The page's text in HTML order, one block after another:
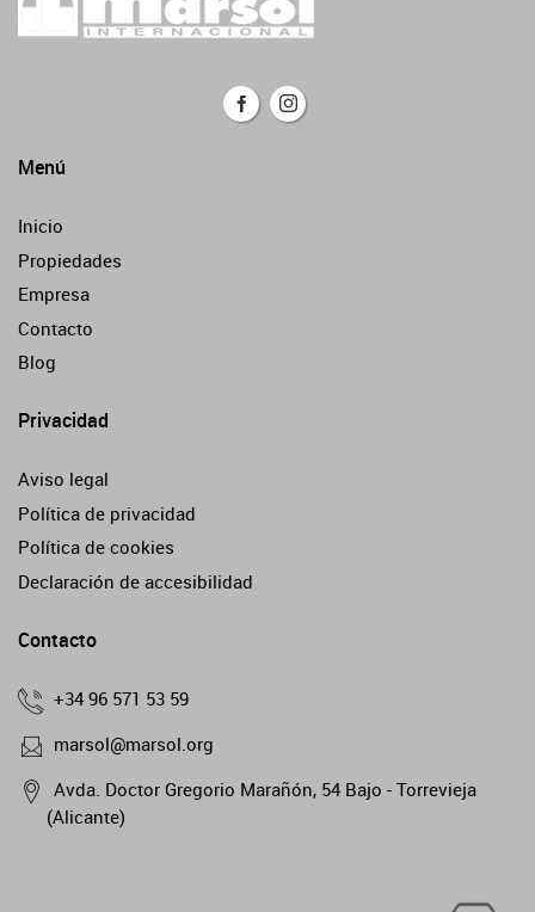
Menú
Inicio
Propiedades
Empresa
Contacto
Blog
Privacidad
Aviso legal
Política de privacidad
Política de cookies
Declaración de accesibilidad
Contacto
+34 96 571 53 59
marsol@marsol.org
Avda. Doctor Gregorio Marañón, 54 Bajo - Torrevieja
(Alicante)